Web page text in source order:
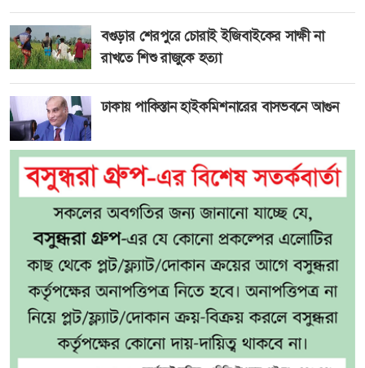
বগুড়ার শেরপুরে চোরাই ইজিবাইকের সাক্ষী না
রাখতে শিশু রাজুকে হত্যা
ঢাকায় পাকিস্তান হাইকমিশনারের বাসভবনে আগুন